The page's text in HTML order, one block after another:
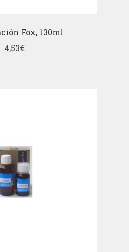
Fox, 130ml
4,53€